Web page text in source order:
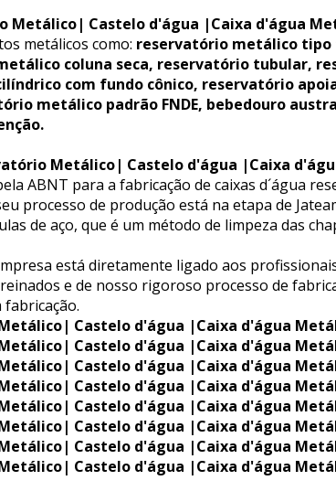
Metálico| Castelo d'água |Caixa d'água
metálicos como: reservatório metálico tipo
coluna seca, reservatório tubular,
com fundo cônico, reservatório
metálico padrão FNDE, bebedouro
Metálico| Castelo d'água |Caixa
ABNT para a fabricação de caixas d´água
processo de produção está na etapa de
de aço, que é um método de limpeza das
está diretamente ligado aos
e de nosso rigoroso processo de
Castelo d'água |Caixa d'água
Castelo d'água |Caixa d'água
Castelo d'água |Caixa d'água
Castelo d'água |Caixa d'água
Castelo d'água |Caixa d'água
Castelo d'água |Caixa d'água
Castelo d'água |Caixa d'água
Castelo d'água |Caixa d'água